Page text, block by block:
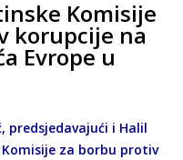
Komisije
korupcije na
Evrope u
predsjedavajući i Halil
Komisije za borbu protiv